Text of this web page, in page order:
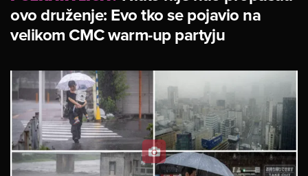
ovo druženje: Evo tko se pojavio na
velikom CMC warm-up partyju